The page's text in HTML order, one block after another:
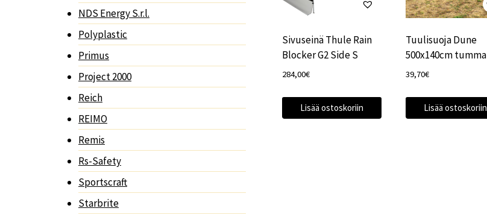
Sivuseinä Thule Rain
Blocker G2 Side S
284,00€
Lisää ostoskoriin
Tuulisuoja Dune
500x140cm tumma
39,70€
Lisää ostoskoriin
NDS Energy S.r.l.
Polyplastic
Primus
Project 2000
Reich
REIMO
Remis
Rs-Safety
Sportscraft
Starbrite